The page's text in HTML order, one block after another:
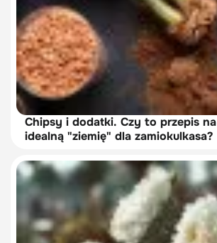
Chipsy i dodatki. Czy to przepis na
idealną "ziemię" dla zamiokulkasa?